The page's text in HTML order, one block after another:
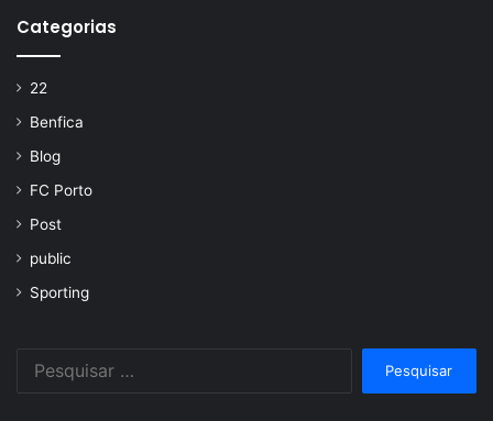
Categorias
22
Benfica
Blog
FC Porto
Post
public
Sporting